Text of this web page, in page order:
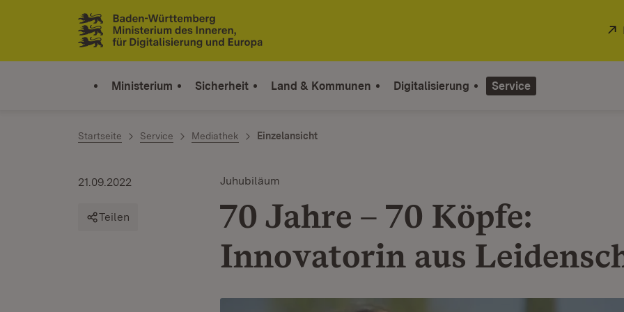
Zum Inhalt springen
Link zur Startseite
Ministerium Sicherheit Land & Kommunen Digitalisierung Service
Startseite Service Mediathek Einzelansicht
Juhubiläum
70 Jahre – 70 Köpfe:
Innovatorin aus
21.09.2022
Teilen